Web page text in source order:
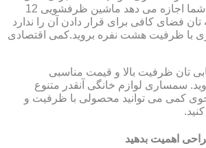
حتی اگر بودجه تان به شما اجازه می دهد ماشین ظرفشویی 12
تان فضای کافی برای قرار دادن آن را ندارد
با ظرفیت هشت نفره بروید.کمی اقتصادی
تان ظرفیت بالا و قیمت مناسبی
سمساری لوازم خانگی آنقدر متنوع
کمی می توانید محصولی با ظرفیت و
اهمیت بدهید